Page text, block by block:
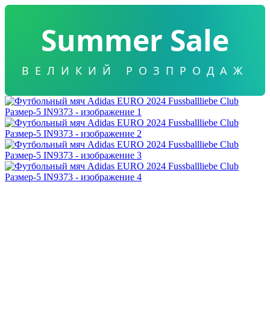
Summer Sale
ВЕЛИКИЙ РОЗПРОДАЖ